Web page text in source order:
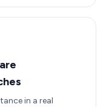
in a real